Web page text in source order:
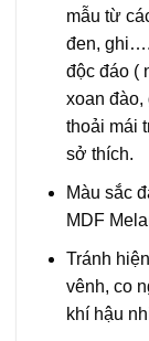
mẫu từ
đen,
độc đáo (
xoan
thoải mái
sở thích.
Màu sắc
MDF
Tránh
vênh, co
khí hậu